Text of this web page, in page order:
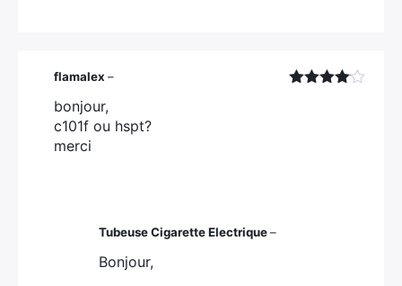
flamalex –
bonjour,
c101f ou hspt?
merci
Tubeuse Cigarette Electrique–
Bonjour,